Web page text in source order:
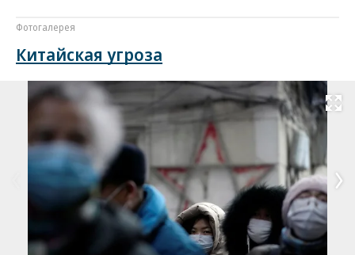
Фотогалерея
Китайская угроза
Развернуть